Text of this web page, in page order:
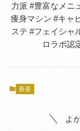
力派 #豊富なメニ
痩身マシン #キャ
ステ #フェイシャ
ロラボ認
新着
よ